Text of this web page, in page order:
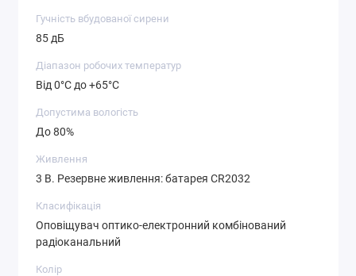
Гучність вбудованої сирени
85 дБ
Діапазон робочих температур
Від 0°С до +65°С
Допустима вологість
До 80%
Живлення
3 В. Резервне живлення: батарея CR2032
Класифікація
Оповіщувач оптико-електронний комбінований
радіоканальний
Колір